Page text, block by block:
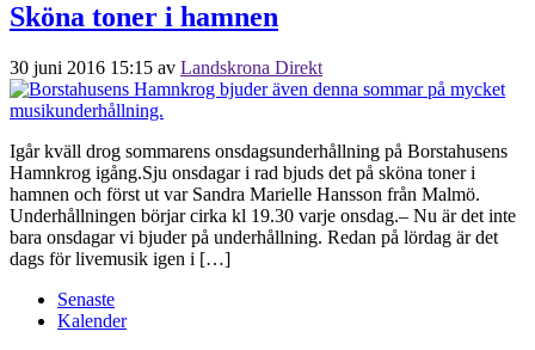
Sköna toner i hamnen
30 juni 2016 15:15 av Landskrona Direkt
Igår kväll drog sommarens onsdagsunderhållning på Borstahusens
Hamnkrog igång.Sju onsdagar i rad bjuds det på sköna toner i
hamnen och först ut var Sandra Marielle Hansson från Malmö.
Underhållningen börjar cirka kl 19.30 varje onsdag.– Nu är det inte
bara onsdagar vi bjuder på underhållning. Redan på lördag är det
dags för livemusik igen i […]
Senaste
Kalender